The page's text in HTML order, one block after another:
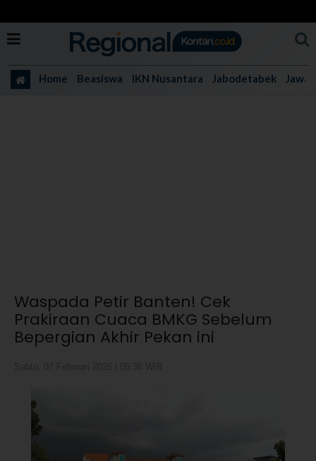
Home Beasiswa IKN Nusantara Jabodetabek Jawa
Waspada Petir Banten! Cek
Prakiraan Cuaca BMKG Sebelum
Bepergian Akhir Pekan ini